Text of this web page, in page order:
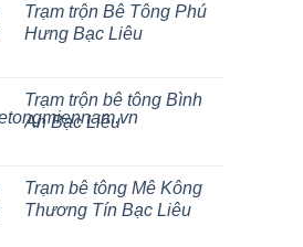
Trạm trộn Bê Tông Phú
Hưng Bạc Liêu
Trạm trộn bê tông Bình
An Bạc Liêu
Trạm bê tông Mê Kông
Thương Tín Bạc Liêu